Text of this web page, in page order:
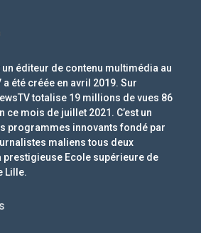
un éditeur de contenu multimédia au
a été créée en avril 2019. Sur
totalise 19 millions de vues 86
ce mois de juillet 2021. C’est un
programmes innovants fondé par
maliens tous deux
prestigieuse Ecole supérieure de
Lille.